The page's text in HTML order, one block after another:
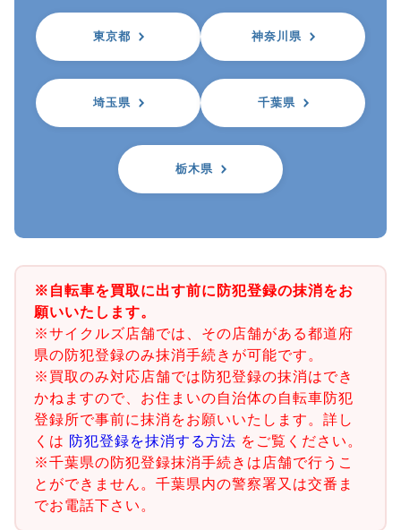
東京都 神奈川県
埼玉県 千葉県
栃木県
※自転車を買取に出す前に防犯登録の抹消をお
願いいたします。
※サイクルズ店舗では、その店舗がある都道府
県の防犯登録のみ抹消手続きが可能です。
※買取のみ対応店舗では防犯登録の抹消はでき
かねますので、お住まいの自治体の自転車防犯
登録所で事前に抹消をお願いいたします。詳し
くは 防犯登録を抹消する方法 をご覧ください。
※千葉県の防犯登録抹消手続きは店舗で行うこ
とができません。千葉県内の警察署又は交番ま
でお電話下さい。